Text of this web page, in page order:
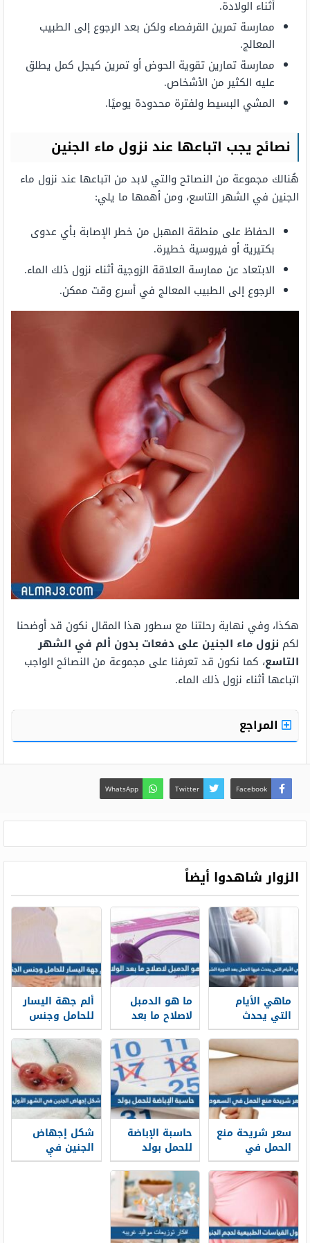
أثناء الولادة.
ممارسة تمرين القرفصاء ولكن بعد الرجوع إلى الطبيب
المعالج.
ممارسة تمارين تقوية الحوض أو تمرين كيجل كمل يطلق
عليه الكثير من الأشخاص.
المشي البسيط ولفترة محدودة يوميًا.
نصائح يجب اتباعها عند نزول ماء الجنين
هُنالك مجموعة من النصائح والتي لابد من اتباعها عند نزول ماء
الجنين في الشهر التاسع، ومن أهمها ما يلي:
الحفاظ على منطقة المهبل من خطر الإصابة بأي عدوى
بكتيرية أو فيروسية خطيرة.
الابتعاد عن ممارسة العلاقة الزوجية أثناء نزول ذلك الماء.
الرجوع إلى الطبيب المعالج في أسرع وقت ممكن.
هكذا، وفي نهاية رحلتنا مع سطور هذا المقال نكون قد أوضحنا
لكم نزول ماء الجنين على دفعات بدون ألم في الشهر
التاسع، كما نكون قد تعرفنا على مجموعة من النصائح الواجب
اتباعها أثناء نزول ذلك الماء.
المراجع
Facebook
Twitter
WhatsApp
الزوار شاهدوا أيضاً
ماهي الأيام
التي يحدث
فيها الحمل بعد
الدورة الشهرية
ما هو الدمبل
لاصلاح ما بعد
الولادة
ألم جهة اليسار
للحامل وجنس
الجنين
سعر شريحة منع
الحمل في
السعودية 2026
حاسبة الإباضة
للحمل بولد
الدقيقة 2026
شكل إجهاض
الجنين في
الشهر الأول